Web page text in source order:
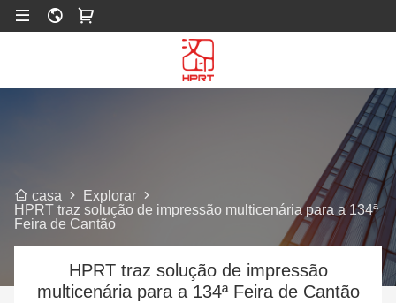
casa
Explorar
HPRT traz solução de impressão multicenária para a 134ª
Feira de Cantão
HPRT traz solução de impressão
multicenária para a 134ª Feira de Cantão